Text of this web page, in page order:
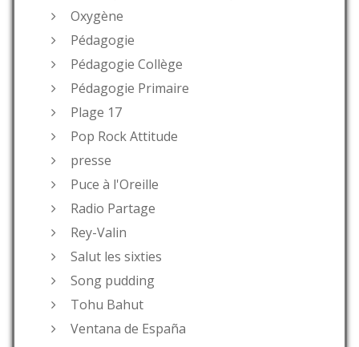
Oxygène
Pédagogie
Pédagogie Collège
Pédagogie Primaire
Plage 17
Pop Rock Attitude
presse
Puce à l'Oreille
Radio Partage
Rey-Valin
Salut les sixties
Song pudding
Tohu Bahut
Ventana de España